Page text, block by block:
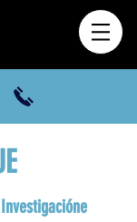
Investigacióne